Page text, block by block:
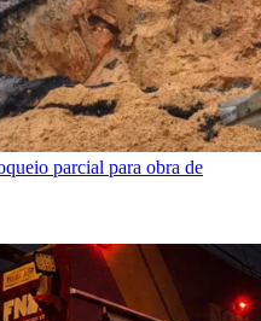
parcial para obra de